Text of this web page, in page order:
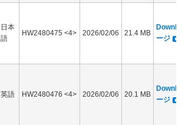
日本
語
HW2480475 <4> 2026/02/06 21.4 MB
ージ
英語 HW2480476 <4> 2026/02/06 20.1 MB
ージ